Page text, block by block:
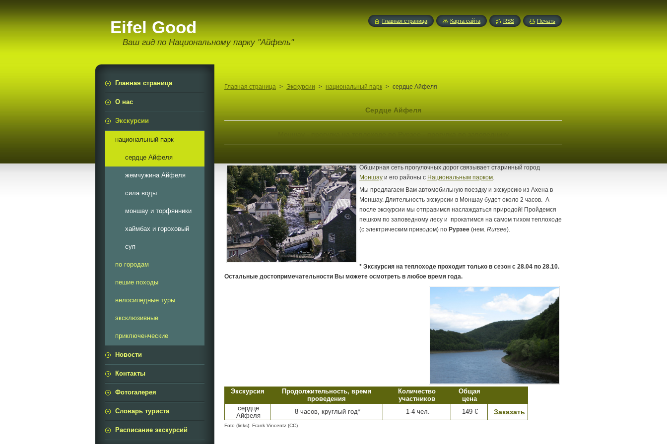
Еifel Good
Ваш гид по Национальному парку "Айфель"
Главная страница > Экскурсии > национальный парк > сердце Айфеля
Сердце Айфеля
Обширная сеть прогулочных дорог связывает старинный город
Моншау и его районы с Национальным парком.
Мы предлагаем Вам автомобильную поездку и экскурсию из Ахена в
Моншау. Длительность экскурсии в Моншау будет около 2 часов. А
после экскурсии мы отправимся наслаждаться природой! Пройдемся
пешком по заповедному лесу и прокатимся на самом тихом теплоходе
(с электрическим приводом) по Рурзее (нем. Rursee).
* Экскурсия на теплоходе проходит только в сезон с 28.04 по 28.10.
Остальные достопримечательности Вы можете осмотреть в любое время года.
Экскурсия
Продолжительность, время
проведения
Количество
участников
Общая
цена
сердце
Айфеля
8 часов, круглый год* 1-4 чел. 149 € Заказать
Foto (links): Frank Vincentz (CC)
Главная страница
О нас
Экскурсии
национальный парк
сердце Айфеля
жемчужина Айфеля
сила воды
моншау и торфянники
хаймбах и гороховый
суп
по городам
пешие походы
велосипедные туры
эксклюзивные
приключенческие
Новости
Контакты
Фотогалерея
Словарь туриста
Расписание экскурсий
Главная страница Карта сайта RSS Печать